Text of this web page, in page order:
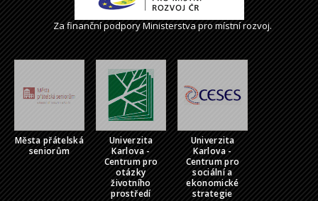
Za finanční podpory Ministerstva pro místní rozvoj.
Města přátelská
seniorům
Univerzita
Karlova -
Centrum pro
otázky
životního
prostředí
Univerzita
Karlova -
Centrum pro
sociální a
ekonomické
strategie